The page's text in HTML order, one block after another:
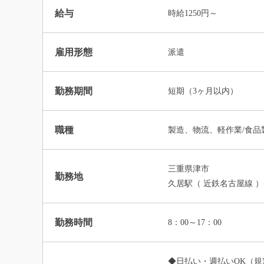
給与 時給1250円～
雇用形態 派遣
勤務期間 短期（3ヶ月以内）
職種 製造、物流、軽作業/食品
勤務地
三重県津市
久居駅（ 近鉄名古屋線 ）
勤務時間 8：00～17：00
◆日払い・週払いOK（規